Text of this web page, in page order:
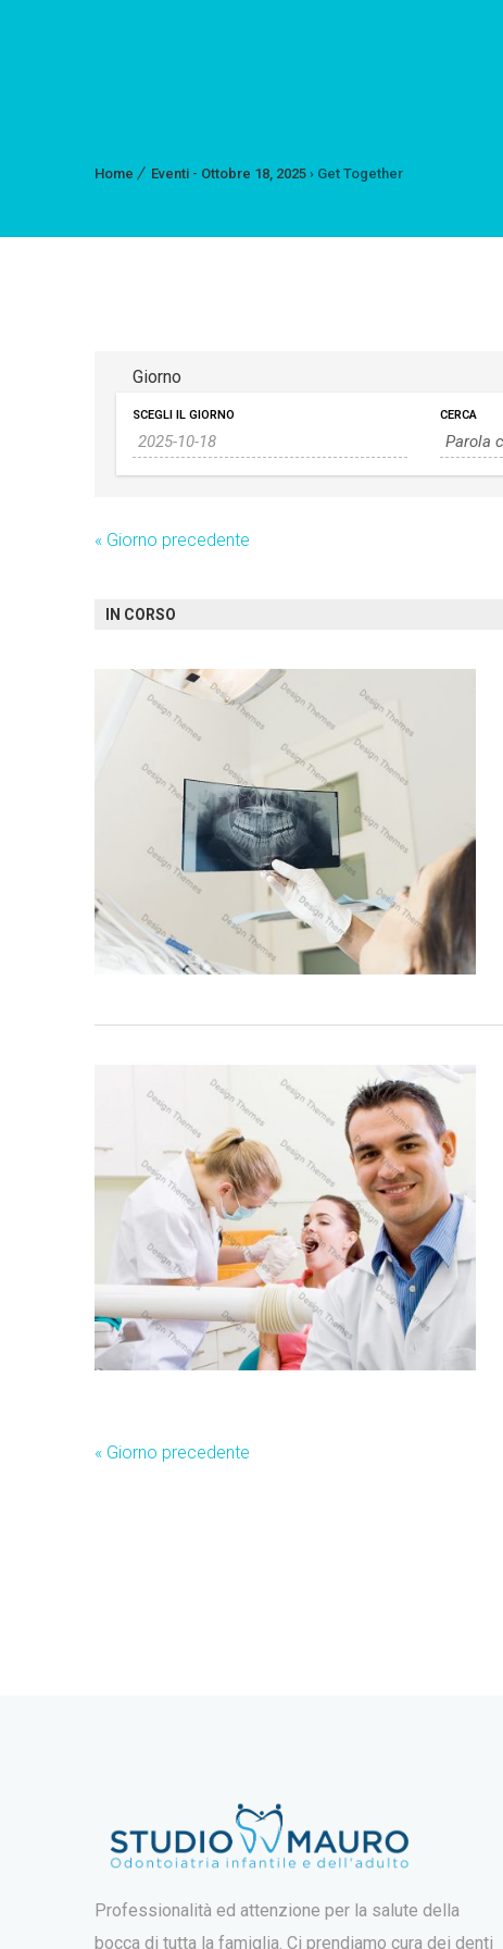
Home Eventi - Ottobre 18, 2025 › Get Together
Giorno
SCEGLI IL GIORNO CERCA
« Giorno precedente
IN CORSO
« Giorno precedente
Professionalità ed attenzione per la salute della
bocca di tutta la famiglia. Ci prendiamo cura dei denti